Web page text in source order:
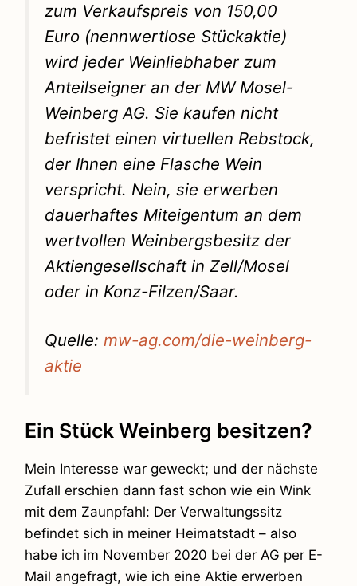
zum Verkaufspreis von 150,00
Euro (nennwertlose Stückaktie)
wird jeder Weinliebhaber zum
Anteilseigner an der MW Mosel-
Weinberg AG. Sie kaufen nicht
befristet einen virtuellen Rebstock,
der Ihnen eine Flasche Wein
verspricht. Nein, sie erwerben
dauerhaftes Miteigentum an dem
wertvollen Weinbergsbesitz der
Aktiengesellschaft in Zell/Mosel
oder in Konz-Filzen/Saar.
Quelle: mw-ag.com/die-weinberg-
aktie
Ein Stück Weinberg besitzen?
Mein Interesse war geweckt; und der nächste
Zufall erschien dann fast schon wie ein Wink
mit dem Zaunpfahl: Der Verwaltungssitz
befindet sich in meiner Heimatstadt – also
habe ich im November 2020 bei der AG per E-
Mail angefragt, wie ich eine Aktie erwerben